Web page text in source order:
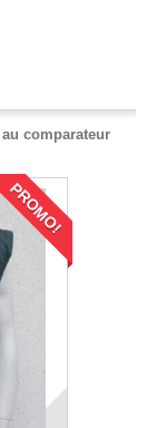
comparateur
PROMO!